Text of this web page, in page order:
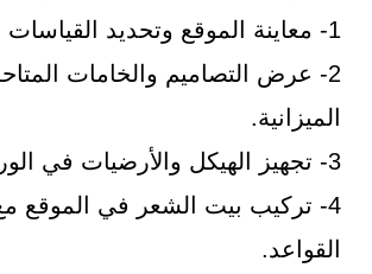
1- معاينة الموقع وتحديد القياسات والاستخدام.
2- عرض التصاميم والخامات
الميزانية.
3- تجهيز الهيكل والأرضيات في الورشة.
4- تركيب بيت الشعر في الموقع
القواعد.